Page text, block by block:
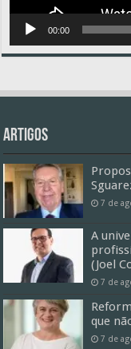
00:00
Artigos
7 de
A
(Joel
7 de
que
7 de